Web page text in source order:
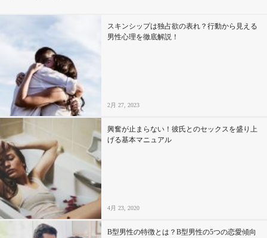
スキンシップは独占欲の表れ？行動から見える
男性心理を徹底解説！
2月 27, 2023
興奮が止まらない！彼氏とのセックスを盛り上
げる基本マニュアル
4月 23, 2020
B型男性の特徴とは？B型男性の5つの恋愛傾向